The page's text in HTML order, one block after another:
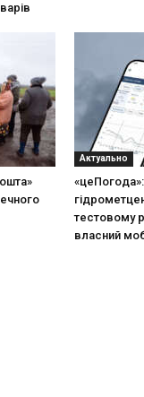
Актуально
тестовому
власний